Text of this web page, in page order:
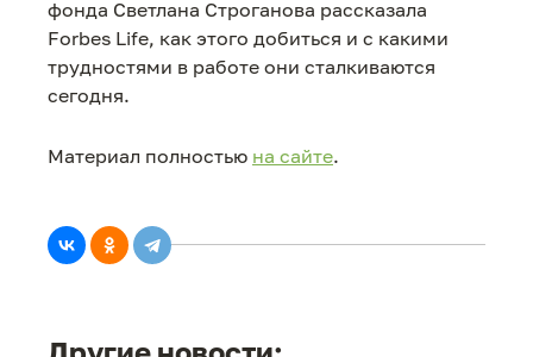
фонда Светлана Строганова рассказала
Forbes Life, как этого добиться и с какими
трудностями в работе они сталкиваются
сегодня.
Материал полностью на сайте.